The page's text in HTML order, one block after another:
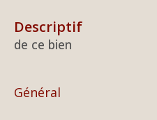
descriptif
de ce bien
Général